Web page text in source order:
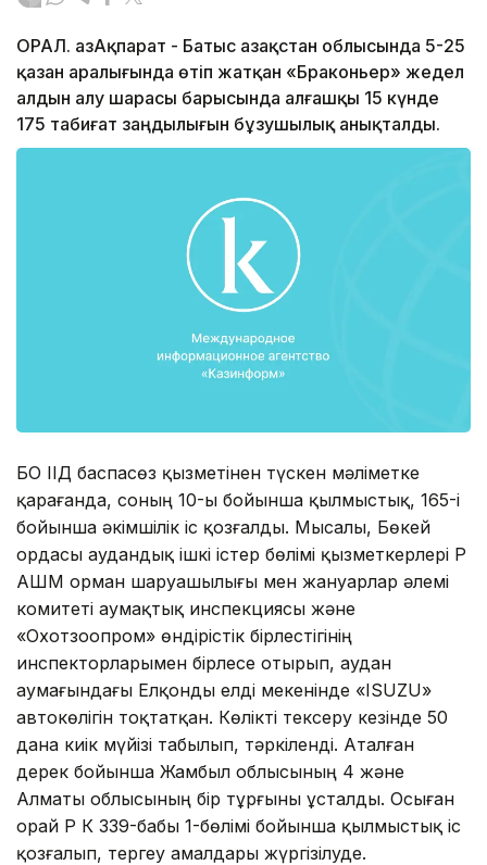
ОРАЛ. ҚазАқпарат - Батыс Қазақстан облысында 5-25
қазан аралығында өтіп жатқан «Браконьер» жедел
алдын алу шарасы барысында алғашқы 15 күнде
175 табиғат заңдылығын бұзушылық анықталды.
БҚО ІІД баспасөз қызметінен түскен мәліметке
қарағанда, соның 10-ы бойынша қылмыстық, 165-і
бойынша әкімшілік іс қозғалды. Мысалы, Бөкей
ордасы аудандық ішкі істер бөлімі қызметкерлері ҚР
АШМ орман шаруашылығы мен жануарлар әлемі
комитеті аумақтық инспекциясы және
«Охотзоопром» өндірістік бірлестігінің
инспекторларымен бірлесе отырып, аудан
аумағындағы Елқонды елді мекенінде «ISUZU»
автокөлігін тоқтатқан. Көлікті тексеру кезінде 50
дана киік мүйізі табылып, тәркіленді. Аталған
дерек бойынша Жамбыл облысының 4 және
Алматы облысының бір тұрғыны ұсталды. Осыған
орай ҚР ҚК 339-бабы 1-бөлімі бойынша қылмыстық іс
қозғалып, тергеу амалдары жүргізілуде.